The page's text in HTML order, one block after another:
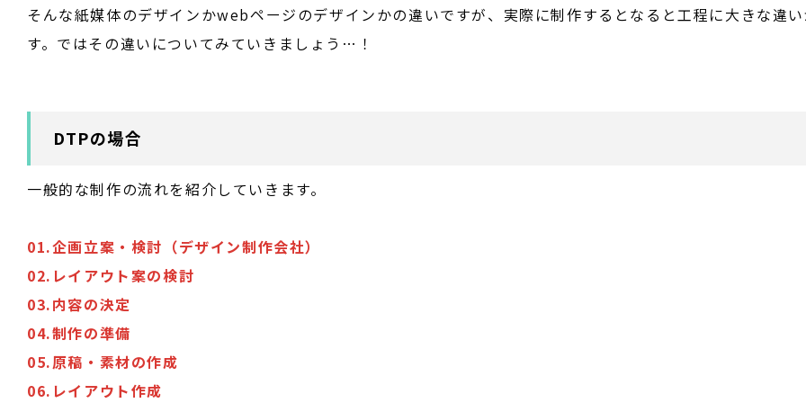
そんな紙媒体のデザインかwebページのデザインかの違いですが、実際に制作するとなると工程に大きな違
す。ではその違いについてみていきましょう…！
DTPの場合
一般的な制作の流れを紹介していきます。
01.企画立案・検討（デザイン制作会社）
02.レイアウト案の検討
03.内容の決定
04.制作の準備
05.原稿・素材の作成
06.レイアウト作成